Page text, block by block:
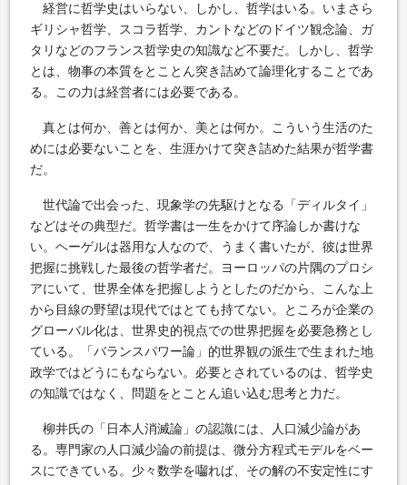
経営に哲学史はいらない、しかし、哲学はいる。いまさら
ギリシャ哲学、スコラ哲学、カントなどのドイツ観念論、ガ
タリなどのフランス哲学史の知識など不要だ。しかし、哲学
とは、物事の本質をとことん突き詰めて論理化することであ
る。この力は経営者には必要である。
真とは何か、善とは何か、美とは何か。こういう生活のた
めには必要ないことを、生涯かけて突き詰めた結果が哲学書
だ。
世代論で出会った、現象学の先駆けとなる「ディルタイ」
などはその典型だ。哲学書は一生をかけて序論しか書けな
い。ヘーゲルは器用な人なので、うまく書いたが、彼は世界
把握に挑戦した最後の哲学者だ。ヨーロッパの片隅のプロシ
アにいて、世界全体を把握しようとしたのだから、こんな上
から目線の野望は現代ではとても持てない。ところが企業の
グローバル化は、世界史的視点での世界把握を必要急務とし
ている。「バランスパワー論」的世界観の派生で生まれた地
政学ではどうにもならない。必要とされているのは、哲学史
の知識ではなく、問題をとことん追い込む思考と力だ。
柳井氏の「日本人消滅論」の認識には、人口減少論があ
る。専門家の人口減少論の前提は、微分方程式モデルをベー
スにできている。少々数学を囓れば、その解の不安定性にす